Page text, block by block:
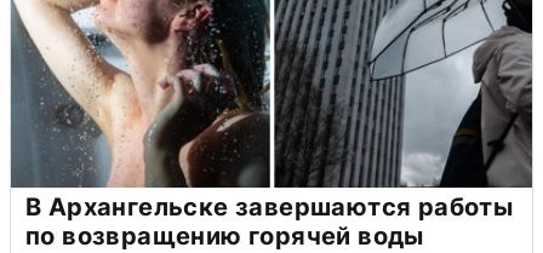
В Архангельске завершаются работы
по возвращению горячей воды